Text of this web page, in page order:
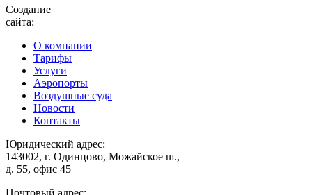
Создание
сайта:
О компании
Тарифы
Услуги
Аэропорты
Воздушные суда
Новости
Контакты
Юридический адрес:
143002, г. Одинцово, Можайское ш.,
д. 55, офис 45
Почтовый адрес: